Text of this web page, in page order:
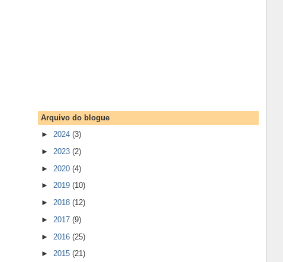
Arquivo do blogue
► 2024 (3)
► 2023 (2)
► 2020 (4)
► 2019 (10)
► 2018 (12)
► 2017 (9)
► 2016 (25)
► 2015 (21)